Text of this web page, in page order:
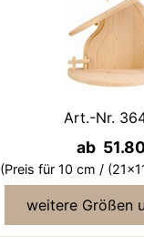
Art.-Nr.
ab
(Preis für 10 cm /
weitere Größen